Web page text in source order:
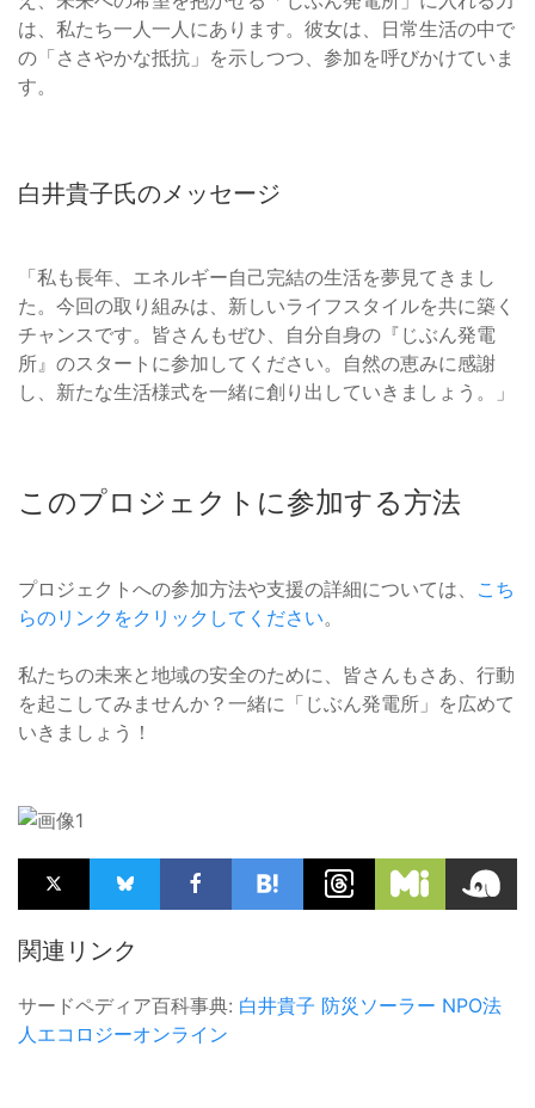
は、私たち一人一人にあります。彼女は、日常生活の中で
の「ささやかな抵抗」を示しつつ、参加を呼びかけていま
す。
白井貴子氏のメッセージ
「私も長年、エネルギー自己完結の生活を夢見てきまし
た。今回の取り組みは、新しいライフスタイルを共に築く
チャンスです。皆さんもぜひ、自分自身の『じぶん発電
所』のスタートに参加してください。自然の恵みに感謝
し、新たな生活様式を一緒に創り出していきましょう。」
このプロジェクトに参加する方法
プロジェクトへの参加方法や支援の詳細については、 こち
らのリンクをクリックしてください。
私たちの未来と地域の安全のために、皆さんもさあ、行動
を起こしてみませんか？一緒に「じぶん発電所」を広めて
いきましょう！
関連リンク
サードペディア百科事典: 白井貴子 防災ソーラー NPO法
人エコロジーオンライン